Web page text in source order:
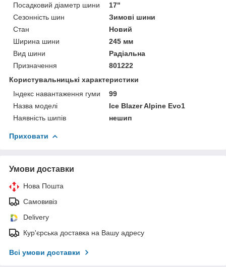
Посадковий діаметр шини
17"
Сезонність шин
Зимові шини
Стан
Новий
Ширина шини
245 мм
Вид шини
Радіальна
Призначення
801222
Користувальницькі характеристики
Індекс навантаження гуми
99
Назва моделі
Ice Blazer Alpine Evo1
Наявність шипів
нешип
Приховати
Умови доставки
Нова Пошта
Самовивіз
Delivery
Кур'єрська доставка на Вашу адресу
Всі умови доставки